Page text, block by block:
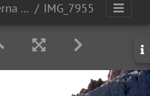
Pic de Vallibierna (3.067m) IMG_7955